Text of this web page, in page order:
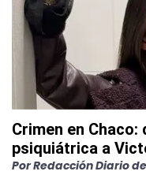
Crimen en
psiquiátrica a
PorRedacción Diario